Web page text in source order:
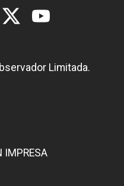
Limitada.
IMPRESA